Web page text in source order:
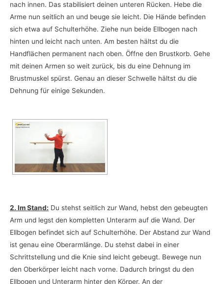
nach innen. Das stabilisiert deinen unteren Rücken. Hebe die
Arme nun seitlich an und beuge sie leicht. Die Hände befinden
sich etwa auf Schulterhöhe. Ziehe nun beide Ellbogen nach
hinten und leicht nach unten. Am besten hältst du die
Handflächen permanent nach oben. Öffne den Brustkorb. Gehe
mit deinen Armen so weit zurück, bis du eine Dehnung im
Brustmuskel spürst. Genau an dieser Schwelle hältst du die
Dehnung für einige Sekunden.
2. Im Stand: Du stehst seitlich zur Wand, hebst den gebeugten
Arm und legst den kompletten Unterarm auf die Wand. Der
Ellbogen befindet sich auf Schulterhöhe. Der Abstand zur Wand
ist genau eine Oberarmlänge. Du stehst dabei in einer
Schrittstellung und die Knie sind leicht gebeugt. Bewege nun
den Oberkörper leicht nach vorne. Dadurch bringst du den
Ellbogen und Unterarm hinter den Körper. An der